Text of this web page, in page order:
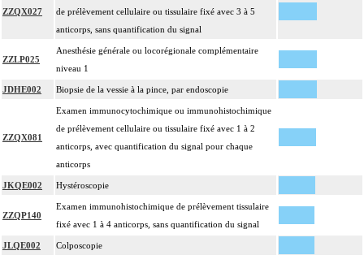
ZZQX027
de prélèvement cellulaire ou tissulaire fixé avec 3 à 5
anticorps, sans quantification du signal
ZZLP025
Anesthésie générale ou locorégionale complémentaire
niveau 1
JDHE002 Biopsie de la vessie à la pince, par endoscopie
ZZQX081
Examen immunocytochimique ou immunohistochimique
de prélèvement cellulaire ou tissulaire fixé avec 1 à 2
anticorps, avec quantification du signal pour chaque
anticorps
JKQE002 Hystéroscopie
ZZQP140
Examen immunohistochimique de prélèvement tissulaire
fixé avec 1 à 4 anticorps, sans quantification du signal
JLQE002 Colposcopie